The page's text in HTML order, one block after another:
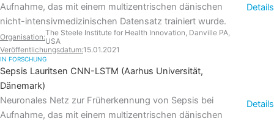
Aufnahme, das mit einem multizentrischen dänischen
nicht-intensivmedizinischen Datensatz trainiert wurde.
Organisation:The Steele Institute for Health Innovation, Danville PA,
USA
Veröffentlichungs­datum:15.01.2021
Details
IN FORSCHUNG
Sepsis Lauritsen CNN-LSTM (Aarhus Universität,
Dänemark)
Neuronales Netz zur Früherkennung von Sepsis bei
Aufnahme, das mit einem multizentrischen dänischen
Details